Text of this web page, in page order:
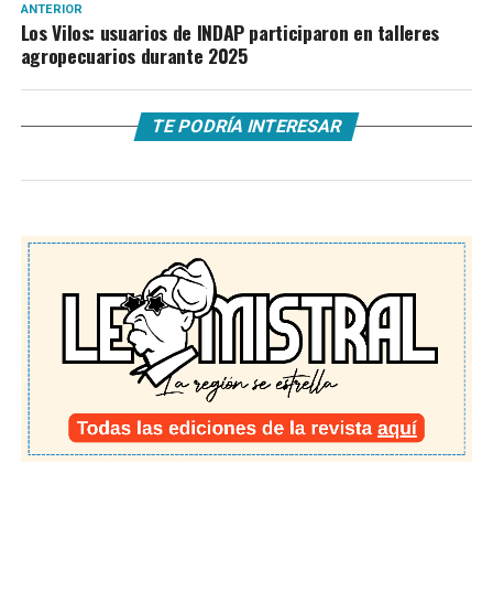
ANTERIOR
Los Vilos: usuarios de INDAP participaron en talleres
agropecuarios durante 2025
TE PODRÍA INTERESAR